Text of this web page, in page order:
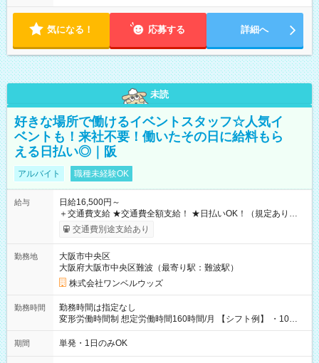
気になる！ 応募する 詳細へ
未読
好きな場所で働けるイベントスタッフ☆人気イ
ベントも！来社不要！働いたその日に給料もら
える日払い◎｜阪
アルバイト 職種未経験OK
給与
日給16,500円～
＋交通費支給 ★交通費全額支給！ ★日払いOK！（規定あり） ┗
働いたその日に現金GET♪ お仕事後はコンビニATMから 日払
交通費別途支給あり
勤務地
大阪市中央区
大阪府大阪市中央区難波（最寄り駅：難波駅）
株式会社ワンベルウッズ
勤務時間
勤務時間は指定なし
変形労働時間制 想定労働時間160時間/月 【シフト例】 ・10：
00～20：00
期間 単発・1日のみOK